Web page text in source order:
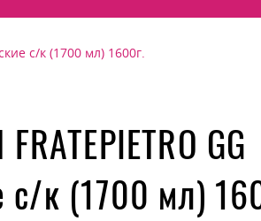
с/к (1700 мл) 1600г.
GG
с/к (1700 мл)